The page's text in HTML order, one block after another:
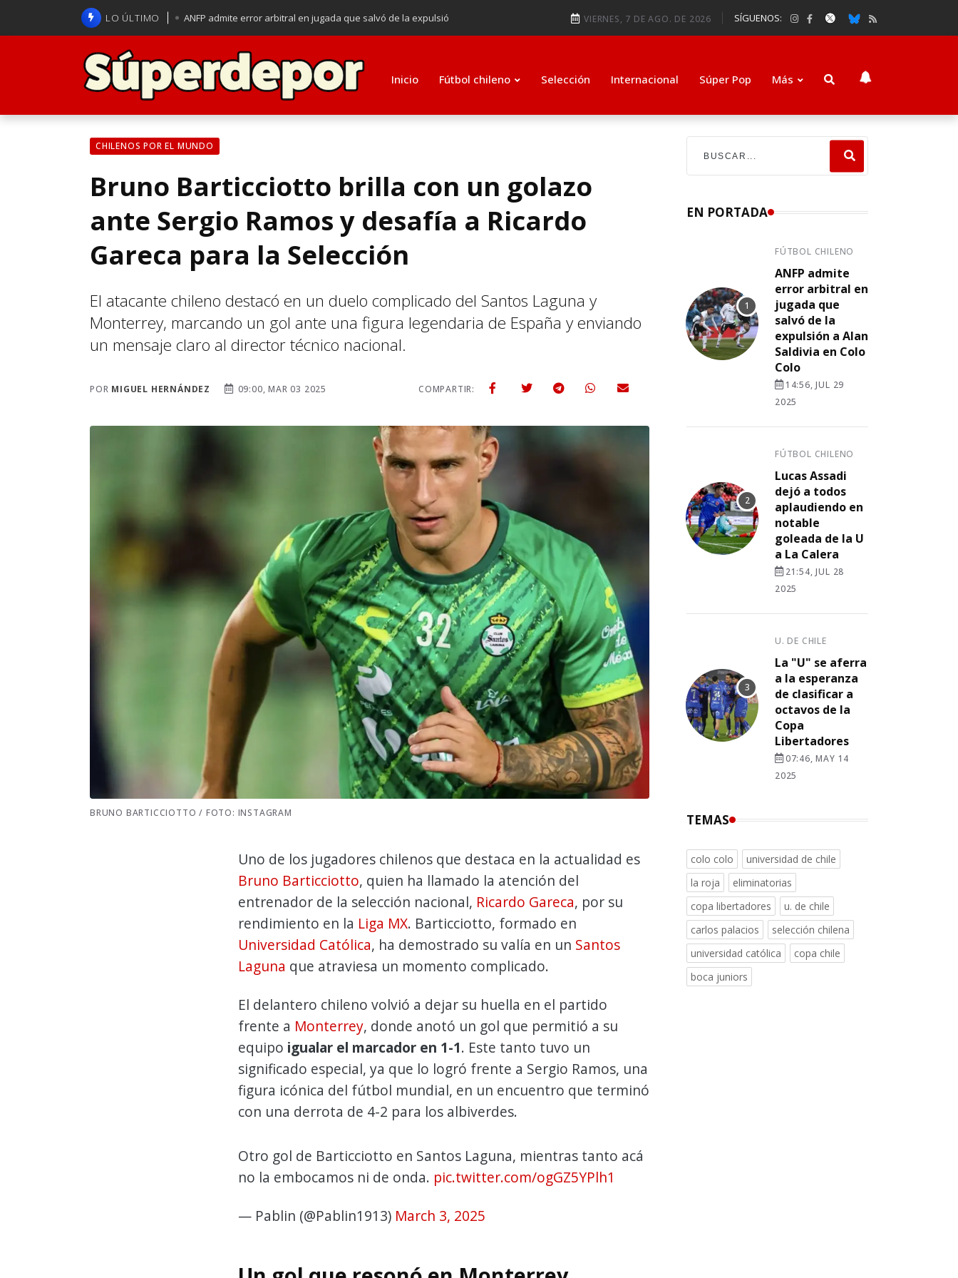
LO ÚLTIMO ANFP admite error arbitral en jugada que salvó de la expulsió
La U se aferra a la esperanza de clasificar a octavos de
Brasil anuncia a Carlo Ancelotti como su nuevo entrenador para
VIERNES, 7 DE AGO. DE 2026 SÍGUENOS:
Inicio Fútbol chileno Selección Internacional Súper Pop Más
CHILENOS POR EL MUNDO
Bruno Barticciotto brilla con un golazo
ante Sergio Ramos y desafía a Ricardo
Gareca para la Selección
El atacante chileno destacó en un duelo complicado del Santos Laguna y
Monterrey, marcando un gol ante una figura legendaria de España y enviando
un mensaje claro al director técnico nacional.
POR MIGUEL HERNÁNDEZ 09:00, MAR 03 2025 COMPARTIR:
BRUNO BARTICCIOTTO / FOTO: INSTAGRAM
Uno de los jugadores chilenos que destaca en la actualidad es
Bruno Barticciotto, quien ha llamado la atención del
entrenador de la selección nacional, Ricardo Gareca, por su
rendimiento en la Liga MX. Barticciotto, formado en
Universidad Católica, ha demostrado su valía en un Santos
Laguna que atraviesa un momento complicado.
El delantero chileno volvió a dejar su huella en el partido
frente a Monterrey, donde anotó un gol que permitió a su
equipo igualar el marcador en 1-1. Este tanto tuvo un
significado especial, ya que lo logró frente a Sergio Ramos, una
figura icónica del fútbol mundial, en un encuentro que terminó
con una derrota de 4-2 para los albiverdes.
Otro gol de Barticciotto en Santos Laguna, mientras tanto acá
no la embocamos ni de onda. pic.twitter.com/ogGZ5YPlh1
— Pablin (@Pablin1913) March 3, 2025
EN PORTADA
FÚTBOL CHILENO
ANFP admite
error arbitral en
jugada que
salvó de la
expulsión a Alan
Saldivia en Colo
Colo
14:56, JUL 29
2025
FÚTBOL CHILENO
Lucas Assadi
dejó a todos
aplaudiendo en
notable
goleada de la U
a La Calera
21:54, JUL 28
2025
U. DE CHILE
La "U" se aferra
a la esperanza
de clasificar a
octavos de la
Copa
Libertadores
07:46, MAY 14
2025
TEMAS
colo colo
universidad de chile
la roja
eliminatorias
copa libertadores
u. de chile
carlos palacios
selección chilena
universidad católica
copa chile
boca juniors